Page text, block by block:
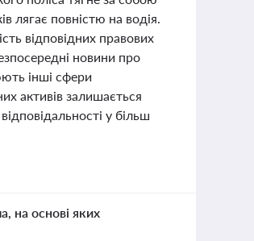
лягає повністю на водія.
відповідних правових
новини про
інші сфери
активів залишається
у більш
на основі яких